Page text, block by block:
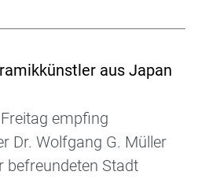
aus Japan
empfing
Dr. Wolfgang G. Müller
befreundeten Stadt